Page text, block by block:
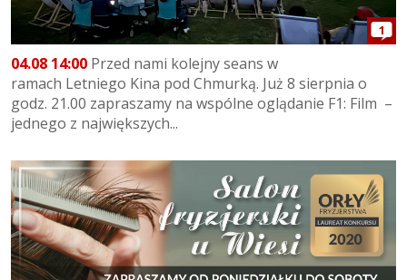
1
04.08 14:00 Przed nami kolejny seans w
ramach Letniego Kina pod Chmurką. Już 8 sierpnia o
godz. 21.00 zapraszamy na wspólne oglądanie F1: Film –
jednego z największych...